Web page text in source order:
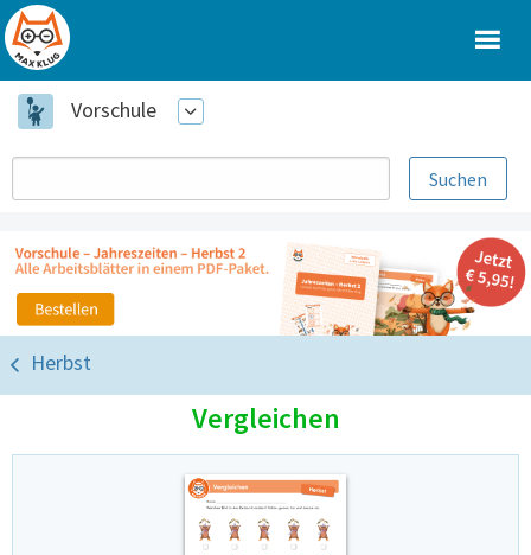
Vorschule
Herbst
Vergleichen